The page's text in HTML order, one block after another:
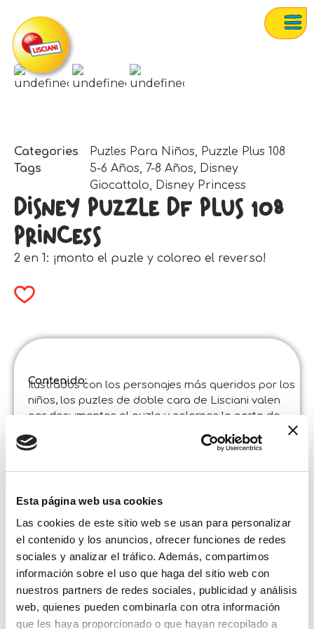
Esta página web usa cookies
Las cookies de este sitio web se usan para personalizar
el contenido y los anuncios, ofrecer funciones de redes
sociales y analizar el tráfico. Además, compartimos
información sobre el uso que haga del sitio web con
nuestros partners de redes sociales, publicidad y análisis
web, quienes pueden combinarla con otra información
que les haya proporcionado o que hayan recopilado a
Categories Puzles Para Niños, Puzzle Plus 108
Tags
5-6 Años, 7-8 Años, Disney
Giocattolo, Disney Princess
Disney Puzzle Df Plus 108
Princess
2 en 1: ¡monto el puzle y coloreo el reverso!
Contenido:
Ilustrados con los personajes más queridos por los
niños, los puzles de doble cara de Lisciani valen
por dos: ¡montas el puzle y coloreas la parte de
Código:
Italia en establecimientos certificados.
©Liscianigiochi, S. Atto, Teramo, Italy
Contenido y detalles :
Puzle doble cara 50 x 35 cm de 108 piezas
Tamaño de la caja:
Anchura :
35,000
Altura :
24,500
Profundidad :
3,500